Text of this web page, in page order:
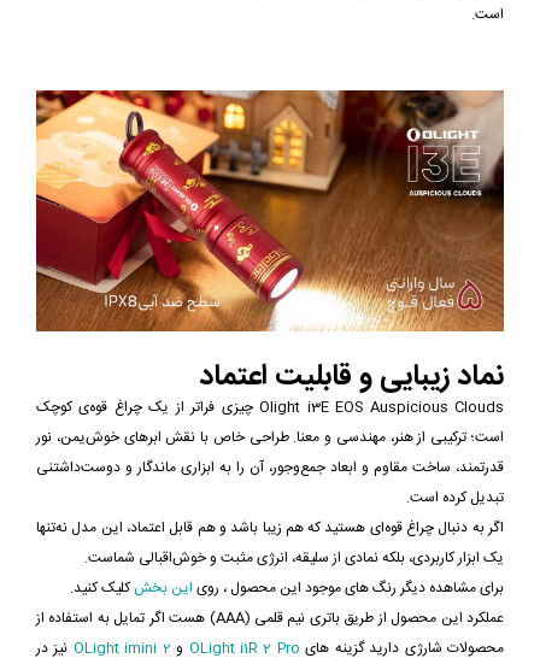
است.
نماد زیبایی و قابلیت اعتماد
Olight i3E EOS Auspicious Clouds چیزی فراتر از یک چراغ قوه‌ی کوچک
است؛ ترکیبی از هنر، مهندسی و معنا. طراحی خاص با نقش ابرهای خوش‌یمن، نور
قدرتمند، ساخت مقاوم و ابعاد جمع‌وجور، آن را به ابزاری ماندگار و دوست‌داشتنی
تبدیل کرده است.
اگر به دنبال چراغ قوه‌ای هستید که هم زیبا باشد و هم قابل اعتماد، این مدل نه‌تنها
یک ابزار کاربردی، بلکه نمادی از سلیقه، انرژی مثبت و خوش‌اقبالی شماست.
برای مشاهده دیگر رنگ های موجود این محصول ، روی این بخشکلیک کنید.
عملکرد این محصول از طریق باتری نیم قلمی (AAA) هست اگر تمایل به استفاده از
محصولات شارژی دارید گزینه های OLight i1R 2 Pro و OLight imini 2 نیز در